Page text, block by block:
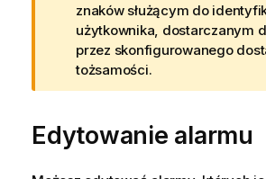
e
n
i
e
znaków służącym do
użytkownika, dostarczanym
przez skonfigurowanego
tożsamości.
Edytowanie alarmu